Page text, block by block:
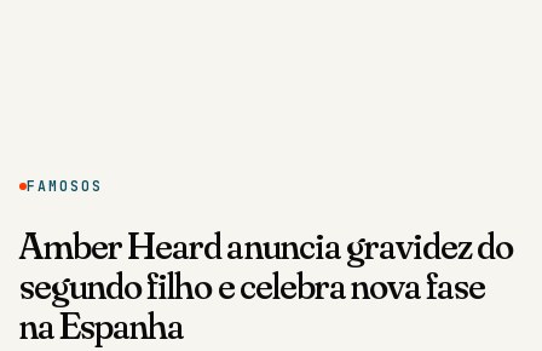
FAMOSOS
Amber Heard anuncia gravidez do
segundo filho e celebra nova fase
na Espanha